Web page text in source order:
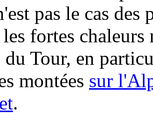
pas le cas des
fortes
du Tour, en
montées sur
.